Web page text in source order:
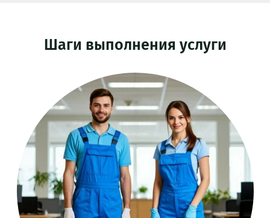
Шаги выполнения услуги